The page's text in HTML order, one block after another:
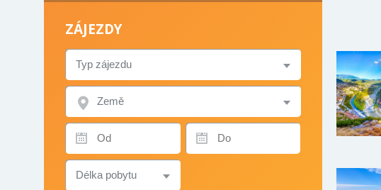
ZÁJEZDY
TYP
ZÁJEZDU
ZEMĚ
TERMÍN
OD
TERMÍN
DO
DÉLKA
POBYTU